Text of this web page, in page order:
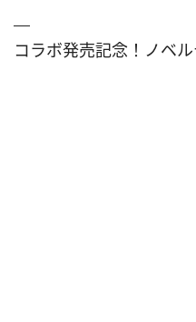
コラボ発売記念！ノベ